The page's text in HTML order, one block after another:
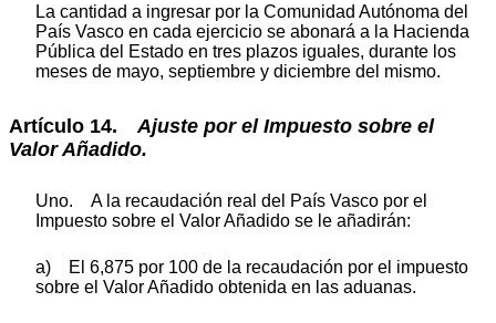
La cantidad a ingresar por la Comunidad Autónoma del
País Vasco en cada ejercicio se abonará a la Hacienda
Pública del Estado en tres plazos iguales, durante los
meses de mayo, septiembre y diciembre del mismo.
Artículo 14. Ajuste por el Impuesto sobre el
Valor Añadido.
Uno. A la recaudación real del País Vasco por el
Impuesto sobre el Valor Añadido se le añadirán:
a) El 6,875 por 100 de la recaudación por el impuesto
sobre el Valor Añadido obtenida en las aduanas.